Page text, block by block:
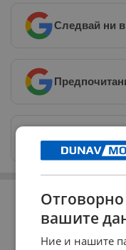
Следвай ни
вашите
Ние и нашите